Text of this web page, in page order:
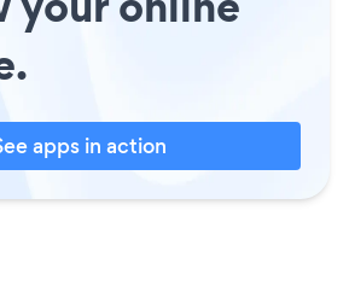
apps in action